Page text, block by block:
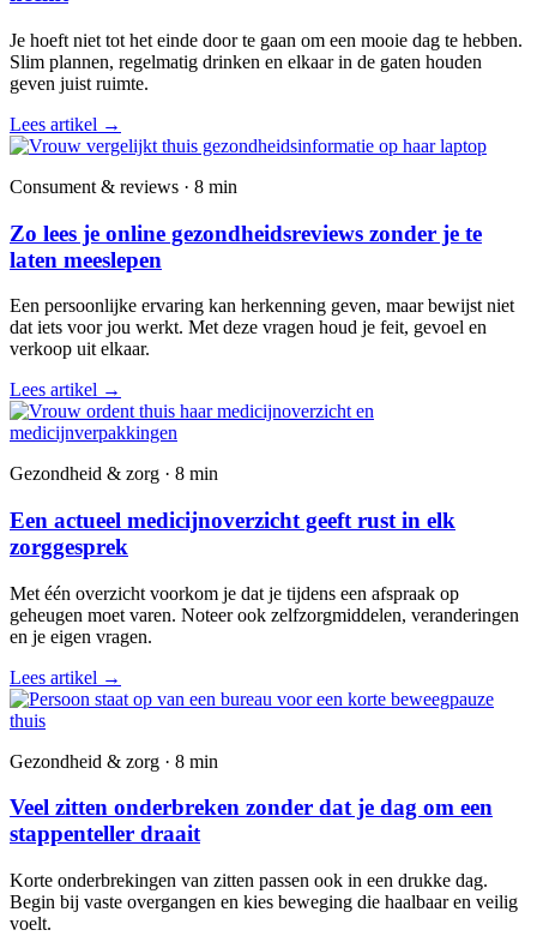
Je hoeft niet tot het einde door te gaan om een mooie dag te hebben.
Slim plannen, regelmatig drinken en elkaar in de gaten houden
geven juist ruimte.
Lees artikel →
Consument & reviews · 8 min
Zo lees je online gezondheidsreviews zonder je te
laten meeslepen
Een persoonlijke ervaring kan herkenning geven, maar bewijst niet
dat iets voor jou werkt. Met deze vragen houd je feit, gevoel en
verkoop uit elkaar.
Lees artikel →
Gezondheid & zorg · 8 min
Een actueel medicijnoverzicht geeft rust in elk
zorggesprek
Met één overzicht voorkom je dat je tijdens een afspraak op
geheugen moet varen. Noteer ook zelfzorgmiddelen, veranderingen
en je eigen vragen.
Lees artikel →
Gezondheid & zorg · 8 min
Veel zitten onderbreken zonder dat je dag om een
stappenteller draait
Korte onderbrekingen van zitten passen ook in een drukke dag.
Begin bij vaste overgangen en kies beweging die haalbaar en veilig
voelt.